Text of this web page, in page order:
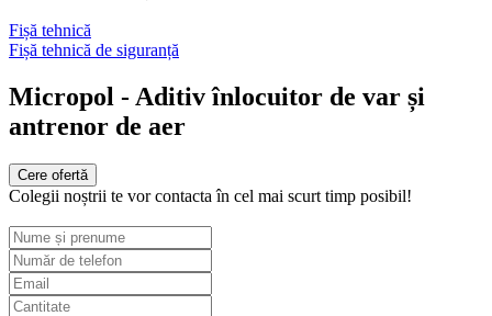
Fișă tehnică
Fișă tehnică de siguranță
Micropol - Aditiv înlocuitor de var și
antrenor de aer
Cere ofertă
Colegii noștrii te vor contacta în cel mai scurt timp posibil!